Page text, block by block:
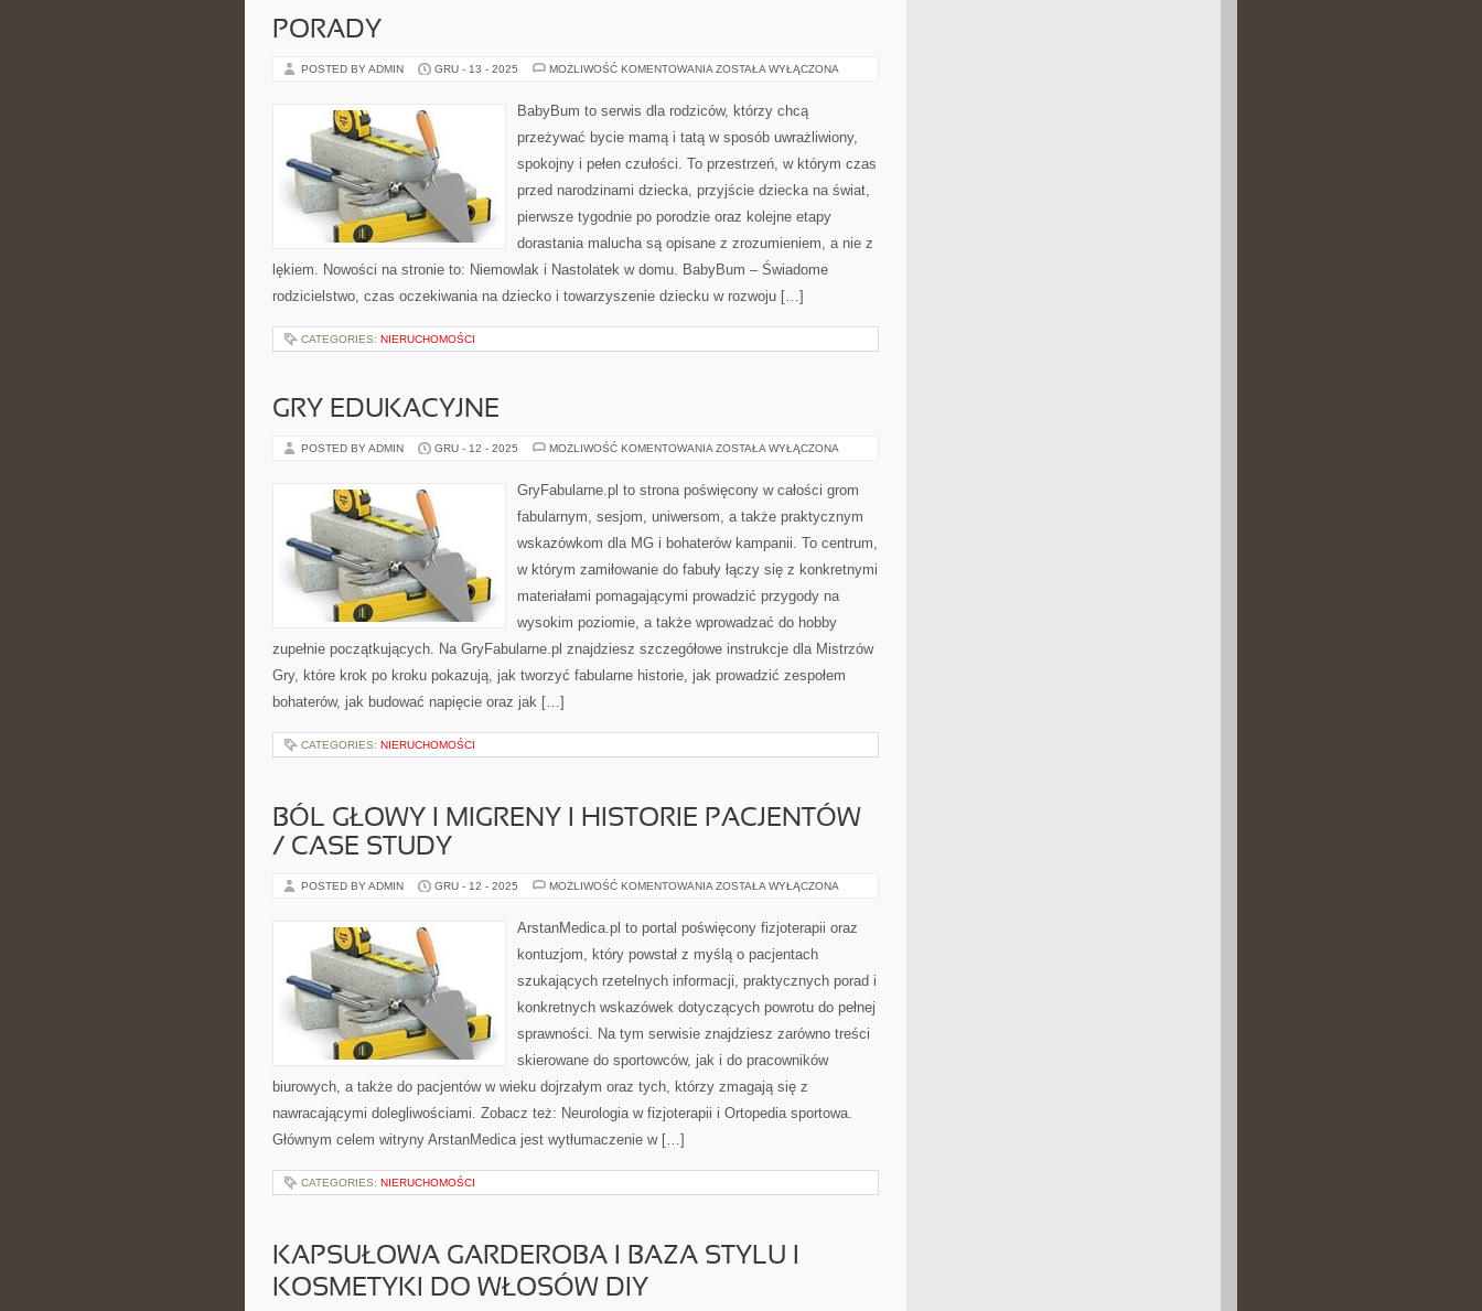
PORADY
POSTED BY ADMIN GRU - 13 - 2025 MOŻLIWOŚĆ KOMENTOWANIA PORADY
ZOSTAŁA WYŁĄCZONA
BabyBum to serwis dla rodziców, którzy chcą
przeżywać bycie mamą i tatą w sposób uwrażliwiony,
spokojny i pełen czułości. To przestrzeń, w którym czas
przed narodzinami dziecka, przyjście dziecka na świat,
pierwsze tygodnie po porodzie oraz kolejne etapy
dorastania malucha są opisane z zrozumieniem, a nie z
lękiem. Nowości na stronie to: Niemowlak i Nastolatek w domu. BabyBum – Świadome
rodzicielstwo, czas oczekiwania na dziecko i towarzyszenie dziecku w rozwoju […]
CATEGORIES: NIERUCHOMOŚCI
GRY EDUKACYJNE
POSTED BY ADMIN GRU - 12 - 2025 MOŻLIWOŚĆ KOMENTOWANIA GRY
ZOSTAŁA WYŁĄCZONA
GryFabularne.pl to strona poświęcony w całości grom
fabularnym, sesjom, uniwersom, a także praktycznym
wskazówkom dla MG i bohaterów kampanii. To centrum,
w którym zamiłowanie do fabuły łączy się z konkretnymi
materiałami pomagającymi prowadzić przygody na
wysokim poziomie, a także wprowadzać do hobby
zupełnie początkujących. Na GryFabularne.pl znajdziesz szczegółowe instrukcje dla Mistrzów
Gry, które krok po kroku pokazują, jak tworzyć fabularne historie, jak prowadzić zespołem
bohaterów, jak budować napięcie oraz jak […]
CATEGORIES: NIERUCHOMOŚCI
BÓL GŁOWY I MIGRENY I HISTORIE PACJENTÓW
/ CASE STUDY
POSTED BY ADMIN GRU - 12 - 2025 MOŻLIWOŚĆ KOMENTOWANIA BÓL
MIGRENY
I
PACJENTÓW
CASE
ZOSTAŁA WYŁĄCZONA
ArstanMedica.pl to portal poświęcony fizjoterapii oraz
kontuzjom, który powstał z myślą o pacjentach
szukających rzetelnych informacji, praktycznych porad i
konkretnych wskazówek dotyczących powrotu do pełnej
sprawności. Na tym serwisie znajdziesz zarówno treści
skierowane do sportowców, jak i do pracowników
biurowych, a także do pacjentów w wieku dojrzałym oraz tych, którzy zmagają się z
nawracającymi dolegliwościami. Zobacz też: Neurologia w fizjoterapii i Ortopedia sportowa.
Głównym celem witryny ArstanMedica jest wytłumaczenie w […]
CATEGORIES: NIERUCHOMOŚCI
KAPSUŁOWA GARDEROBA I BAZA STYLU I
KOSMETYKI DO WŁOSÓW DIY